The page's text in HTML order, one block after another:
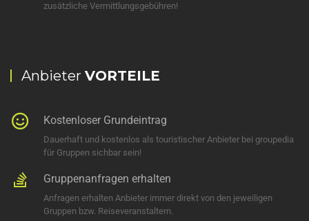
zusätzliche Vermittlungsgebühren!
Anbieter VORTEILE
Kostenloser Grundeintrag
Dauerhaft und kostenlos als touristischer Anbieter bei groupedia
für Gruppen sichbar sein!
Gruppenanfragen erhalten
Anfragen erhalten Anbieter immer direkt von den jeweiligen
Gruppen bzw. Reiseveranstaltern.